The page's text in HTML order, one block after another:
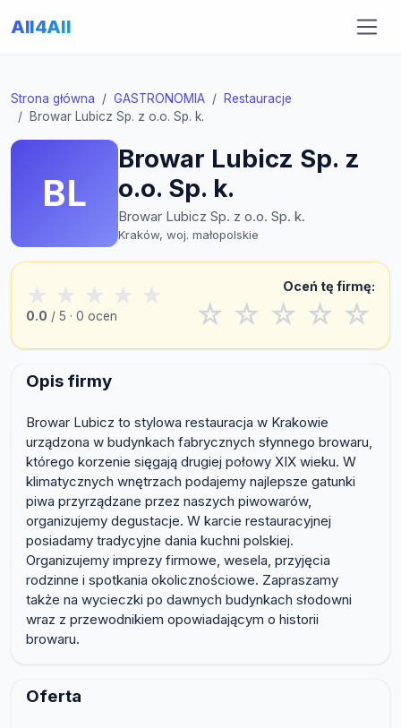
All4All
Strona główna GASTRONOMIA
Restauracje
Browar Lubicz Sp. z o.o. Sp. k.
BL
Browar Lubicz Sp. z
o.o. Sp. k.
Browar Lubicz Sp. z o.o. Sp. k.
Kraków, woj. małopolskie
★ ★ ★ ★ ★
0.0 / 5 · 0 ocen
Oceń tę firmę:
☆ ☆ ☆ ☆ ☆
Opis firmy
Browar Lubicz to stylowa restauracja w Krakowie
urządzona w budynkach fabrycznych słynnego browaru,
którego korzenie sięgają drugiej połowy XIX wieku. W
klimatycznych wnętrzach podajemy najlepsze gatunki
piwa przyrządzane przez naszych piwowarów,
organizujemy degustacje. W karcie restauracyjnej
posiadamy tradycyjne dania kuchni polskiej.
Organizujemy imprezy firmowe, wesela, przyjęcia
rodzinne i spotkania okolicznościowe. Zapraszamy
także na wycieczki po dawnych budynkach słodowni
wraz z przewodnikiem opowiadającym o historii
browaru.
Oferta